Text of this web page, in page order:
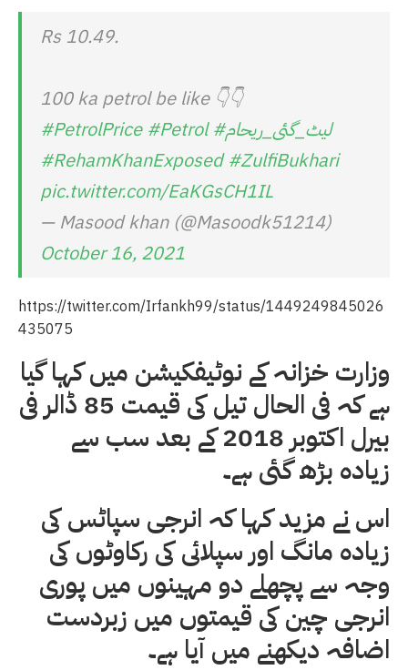
Rs 10.49.
100 ka petrol be like 👇👇
#PetrolPrice #Petrol
#لیٹ_گئی_ریحام
#RehamKhanExposed #ZulfiBukhari
pic.twitter.com/EaKGsCH1IL
— Masood khan (@Masoodk51214)
October 16, 2021
https://twitter.com/Irfankh99/status/1449249845026
435075
وزارت خزانہ کے نوٹیفکیشن میں کہا گیا
ہے کہ فی الحال تیل کی قیمت 85 ڈالر فی
بیرل اکتوبر 2018 کے بعد سب سے
زیادہ بڑھ گئی ہے۔
اس نے مزید کہا کہ انرجی سپاٹس کی
زیادہ مانگ اور سپلائی کی رکاوٹوں کی
وجہ سے پچھلے دو مہینوں میں پوری
انرجی چین کی قیمتوں میں زبردست
اضافہ دیکھنے میں آیا ہے۔